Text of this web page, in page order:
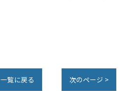
一覧に戻る 次のページ >